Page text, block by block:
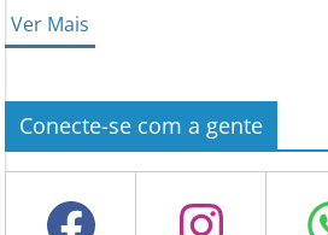
Ver Mais
Conecte-se com a gente
Facebook Instagram